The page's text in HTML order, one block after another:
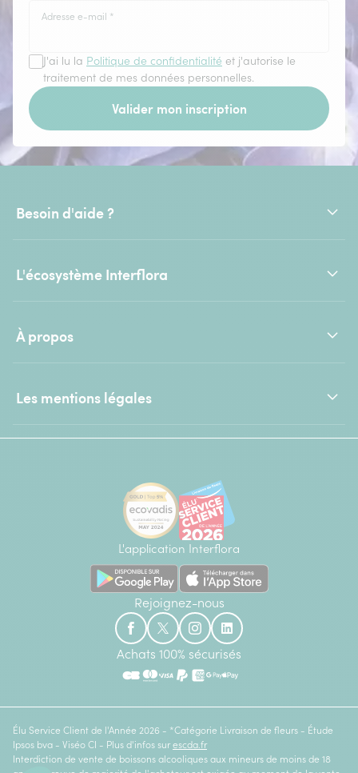
Adresse e-mail *
J'ai lu la Politique de confidentialité et j'autorise le
traitement de mes données personnelles.
Valider mon inscription
Besoin d'aide ?
L'écosystème Interflora
À propos
Les mentions légales
L'application Interflora
Rejoignez-nous
Achats 100% sécurisés
Élu Service Client de l'Année 2026 - *Catégorie Livraison de fleurs - Étude
Ipsos bva - Viséo CI - Plus d'infos sur escda.fr
Interdiction de vente de boissons alcooliques aux mineurs de moins de 18